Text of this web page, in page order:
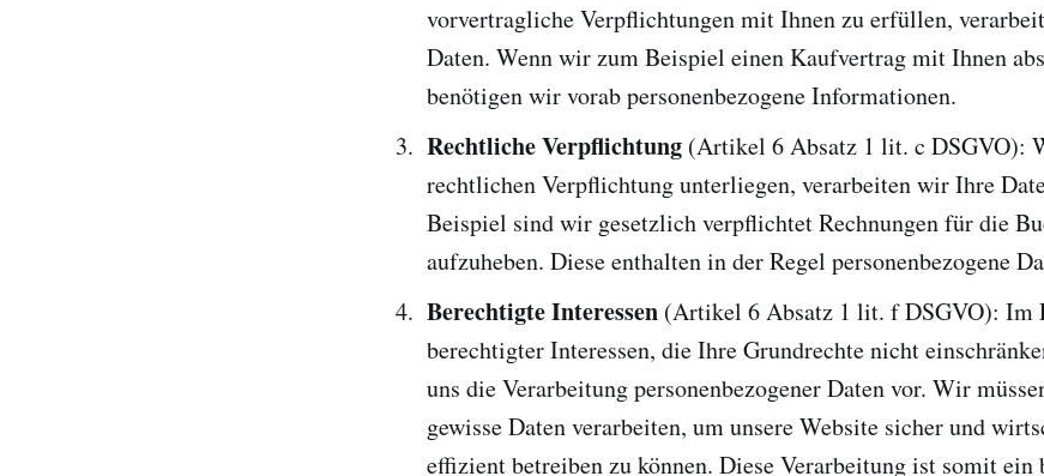
vorvertragliche Verpflichtungen mit Ihnen zu erfüllen,
Daten. Wenn wir zum Beispiel einen Kaufvertrag mit Ihnen
benötigen wir vorab personenbezogene Informationen.
Rechtliche Verpflichtung (Artikel 6 Absatz 1 lit. c DSGVO):
rechtlichen Verpflichtung unterliegen, verarbeiten wir Ihre
Beispiel sind wir gesetzlich verpflichtet Rechnungen für die
aufzuheben. Diese enthalten in der Regel personenbezogene
Berechtigte Interessen (Artikel 6 Absatz 1 lit. f DSGVO): Im
berechtigter Interessen, die Ihre Grundrechte nicht
uns die Verarbeitung personenbezogener Daten vor. Wir
gewisse Daten verarbeiten, um unsere Website sicher und
effizient betreiben zu können. Diese Verarbeitung ist somit ein